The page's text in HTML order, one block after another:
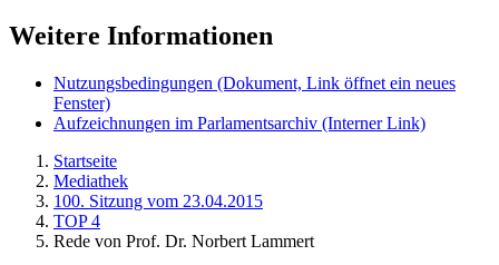
Weitere Informationen
Nutzungsbedingungen (Dokument, Link öffnet ein neues
Fenster)
Aufzeichnungen im Parlamentsarchiv (Interner Link)
Startseite
Mediathek
100. Sitzung vom 23.04.2015
TOP 4
Rede von Prof. Dr. Norbert Lammert